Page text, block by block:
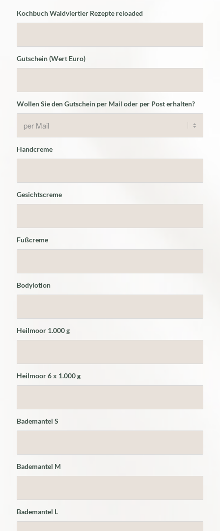
Kochbuch Waldviertler Rezepte reloaded
Gutschein (Wert Euro)
Wollen Sie den Gutschein per Mail oder per Post erhalten?
Handcreme
Gesichtscreme
Fußcreme
Bodylotion
Heilmoor 1.000 g
Heilmoor 6 x 1.000 g
Bademantel S
Bademantel M
Bademantel L